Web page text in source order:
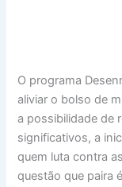
O programa
aliviar o bolso de
a possibilidade de
significativos, a
quem luta contra
questão que paira